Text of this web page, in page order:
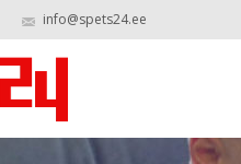
info@spets24.ee